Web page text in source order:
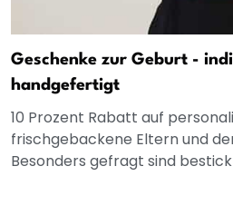
Geschenke zur Geburt -
handgefertigt
10 Prozent Rabatt auf
frischgebackene Eltern und
Besonders gefragt sind